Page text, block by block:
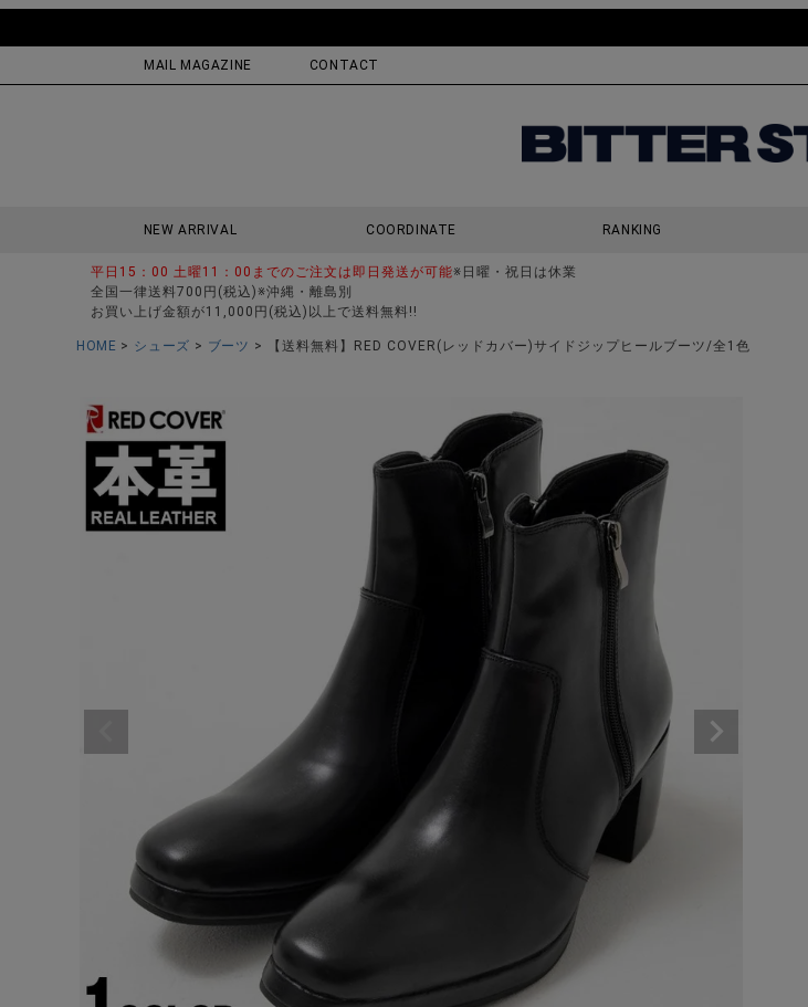
MAIL MAGAZINE CONTACT
NEW ARRIVAL COORDINATE RANKING
平日15：00 土曜11：00までのご注文は即日発送が可能※日曜・祝日は休業
全国一律送料700円(税込)※沖縄・離島別
お買い上げ金額が11,000円(税込)以上で送料無料!!
HOME シューズ ブーツ 【送料無料】RED COVER(レッドカバー)サイドジップヒールブーツ/全1色